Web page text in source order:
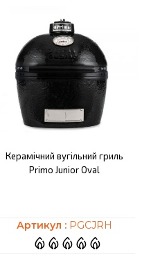
Керамічний вугільний гриль
Primo Junior Oval
Артикул : PGCJRH